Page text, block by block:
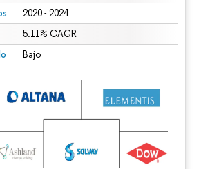
2020 - 2024
5.11% CAGR
Bajo
requiere atribución según CC BY 4.0.